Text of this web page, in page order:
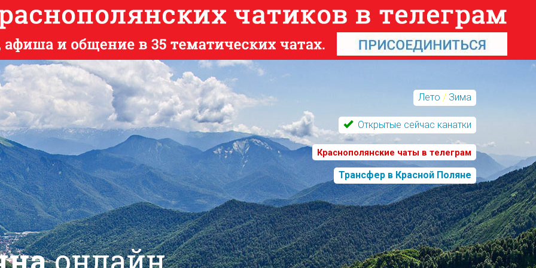
Лето / Зима
Открытые сейчас канатки
Краснополянские чаты в телеграм
Трансфер в Красной Поляне